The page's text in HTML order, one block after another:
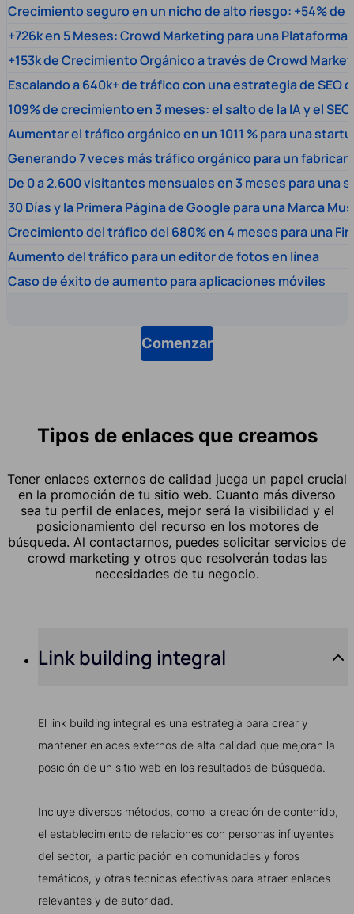
Crecimiento seguro en un nicho de alto riesgo: +54% de
+726k en 5 Meses: Crowd Marketing para una
+153k de Crecimiento Orgánico a través de Crowd
Escalando a 640k+ de tráfico con una estrategia de SEO
109% de crecimiento en 3 meses: el salto de la IA y el SEO
Aumentar el tráfico orgánico en un 1011 % para una
Generando 7 veces más tráfico orgánico para un
De 0 a 2.600 visitantes mensuales en 3 meses para una
30 Días y la Primera Página de Google para una Marca
Crecimiento del tráfico del 680% en 4 meses para una
Aumento del tráfico para un editor de fotos en línea
Caso de éxito de aumento para aplicaciones móviles
Comenzar
Tipos de enlaces que creamos
Tener enlaces externos de calidad juega un papel crucial
en la promoción de tu sitio web. Cuanto más diverso
sea tu perfil de enlaces, mejor será la visibilidad y el
posicionamiento del recurso en los motores de
búsqueda. Al contactarnos, puedes solicitar servicios de
crowd marketing y otros que resolverán todas las
necesidades de tu negocio.
Link building integral
El link building integral es una estrategia para crear y
mantener enlaces externos de alta calidad que mejoran la
posición de un sitio web en los resultados de búsqueda.
Incluye diversos métodos, como la creación de contenido,
el establecimiento de relaciones con personas influyentes
del sector, la participación en comunidades y foros
temáticos, y otras técnicas efectivas para atraer enlaces
relevantes y de autoridad.